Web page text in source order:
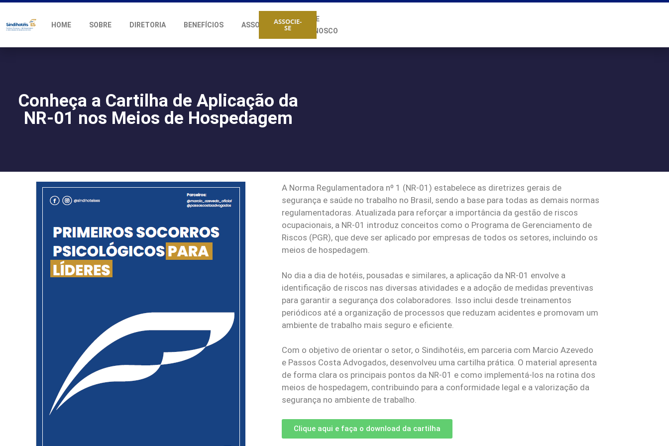
HOME SOBRE DIRETORIA BENEFÍCIOS ASSOCIADOS
FALE
CONOSCO
ASSOCIE-
SE
Conheça a Cartilha de Aplicação da
NR-01 nos Meios de Hospedagem
A Norma Regulamentadora nº 1 (NR-01) estabelece as diretrizes gerais de
segurança e saúde no trabalho no Brasil, sendo a base para todas as demais normas
regulamentadoras. Atualizada para reforçar a importância da gestão de riscos
ocupacionais, a NR-01 introduz conceitos como o Programa de Gerenciamento de
Riscos (PGR), que deve ser aplicado por empresas de todos os setores, incluindo os
meios de hospedagem.
No dia a dia de hotéis, pousadas e similares, a aplicação da NR-01 envolve a
identificação de riscos nas diversas atividades e a adoção de medidas preventivas
para garantir a segurança dos colaboradores. Isso inclui desde treinamentos
periódicos até a organização de processos que reduzam acidentes e promovam um
ambiente de trabalho mais seguro e eficiente.
Com o objetivo de orientar o setor, o Sindihotéis, em parceria com Marcio Azevedo
e Passos Costa Advogados, desenvolveu uma cartilha prática. O material apresenta
de forma clara os principais pontos da NR-01 e como implementá-los na rotina dos
meios de hospedagem, contribuindo para a conformidade legal e a valorização da
segurança no ambiente de trabalho.
Clique aqui e faça o download da cartilha